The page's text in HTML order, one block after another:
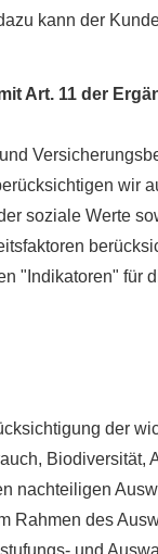
kann der
Art. 11 der
wir
soziale Werte
"Indikatoren" für
der
Biodiversität,
nachteiligen
Rahmen des